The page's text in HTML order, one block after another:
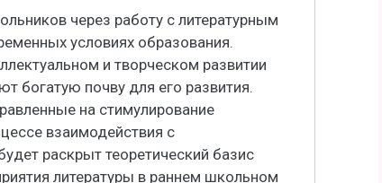
через работу с литературным
условиях образования.
и творческом развитии
богатую почву для его развития.
на стимулирование
взаимодействия с
раскрыт теоретический базис
литературы в раннем школьном